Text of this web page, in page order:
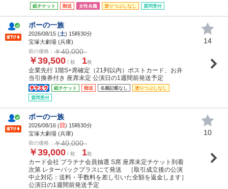
紙チケット 郵送 女性名義 塗りつぶしなし 質問受付
ポーの一族
2026/08/15 (土) 15時30分
宝塚大劇場 (兵庫)
前の価格： ￥40,000
￥39,500 / 枚 1枚
企業先行 1階S+席確定（21列以内）ポストカード、お弁
当引換券付き 座席未定 公演日の1週間前発送予定
紙チケット 郵送 名義記載なし
塗りつぶしなし
質問受付
14
ポーの一族
2026/08/16 (日) 15時30分
宝塚大劇場 (兵庫)
前の価格： ￥40,000
￥39,000 / 枚 1枚
カード会社 プラチナ会員抽選 S席 座席未定チケット到着
次第 レターパックプラスにて発送 ［取引成立後の公演
中止対応：送料・手数料を差し引いた全額を返金します］
公演日の1週間前発送予定
10